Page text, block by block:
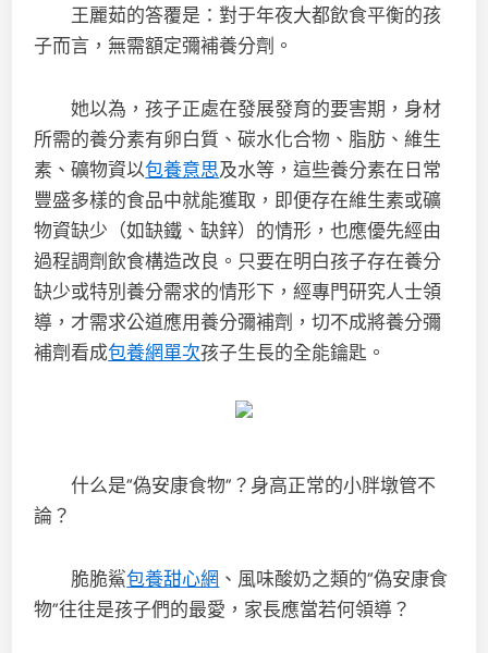
王麗茹的答覆是：對于年夜大都飲食平衡的孩
子而言，無需額定彌補養分劑。
她以為，孩子正處在發展發育的要害期，身材
所需的養分素有卵白質、碳水化合物、脂肪、維生
素、礦物資以包養意思及水等，這些養分素在日常
豐盛多樣的食品中就能獲取，即便存在維生素或礦
物資缺少（如缺鐵、缺鋅）的情形，也應優先經由
過程調劑飲食構造改良。只要在明白孩子存在養分
缺少或特別養分需求的情形下，經專門研究人士領
導，才需求公道應用養分彌補劑，切不成將養分彌
補劑看成包養網單次孩子生長的全能鑰匙。
什么是“偽安康食物”？身高正常的小胖墩管不
論？
脆脆鯊包養甜心網 、風味酸奶之類的“偽安康食
物”往往是孩子們的最愛，家長應當若何領導？